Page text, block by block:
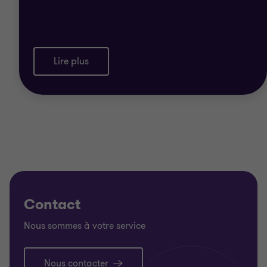
Lire plus
Contact
Nous sommes à votre service
Nous contacter